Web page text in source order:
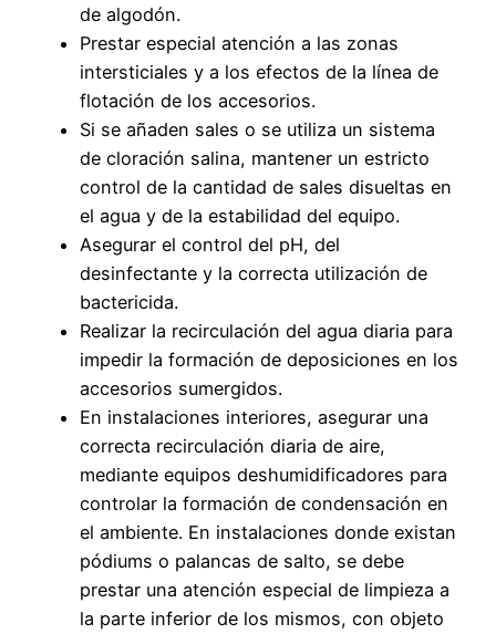
de algodón.
Prestar especial atención a las zonas
intersticiales y a los efectos de la línea de
flotación de los accesorios.
Si se añaden sales o se utiliza un sistema
de cloración salina, mantener un estricto
control de la cantidad de sales disueltas en
el agua y de la estabilidad del equipo.
Asegurar el control del pH, del
desinfectante y la correcta utilización de
bactericida.
Realizar la recirculación del agua diaria para
impedir la formación de deposiciones en los
accesorios sumergidos.
En instalaciones interiores, asegurar una
correcta recirculación diaria de aire,
mediante equipos deshumidificadores para
controlar la formación de condensación en
el ambiente. En instalaciones donde existan
pódiums o palancas de salto, se debe
prestar una atención especial de limpieza a
la parte inferior de los mismos, con objeto